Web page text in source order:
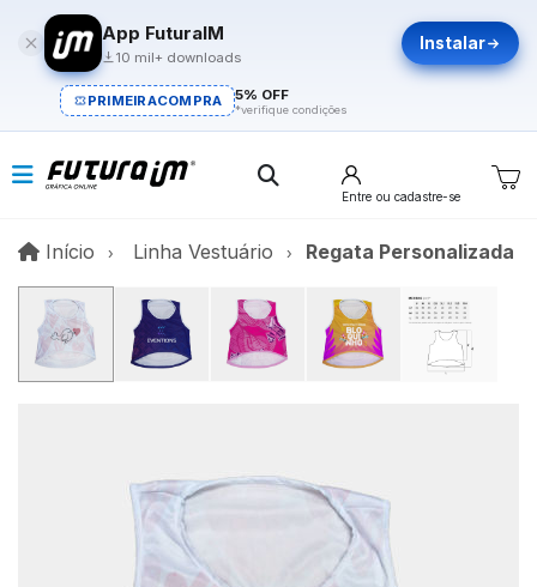
App FuturaIM
10 mil+ downloads
Instalar
PRIMEIRACOMPRA 5% OFF
*verifique condições
Entre ou cadastre-se
Início InícioLinha Vestuário Regata Personalizada